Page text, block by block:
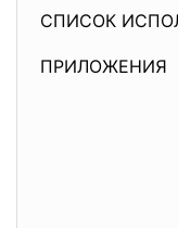
СПИСОК
ПРИЛОЖЕНИЯ